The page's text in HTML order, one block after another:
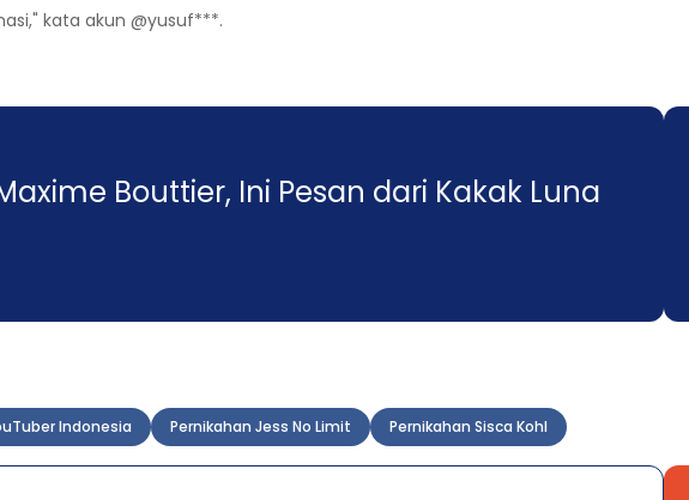
kata akun @yusuf***.
Bouttier, Ini Pesan dari Kakak Luna
Indonesia Pernikahan Jess No Limit Pernikahan Sisca Kohl